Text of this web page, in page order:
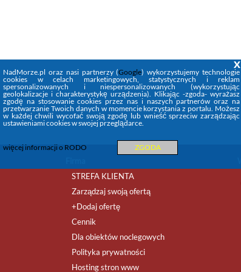
NadMorze.pl oraz nasi partnerzy (Google) wykorzystujemy technologie
cookies w celach marketingowych, statystycznych i reklam
spersonalizowanych i niespersonalizowanych (wykorzystując
geolokalizacje i charakterystykę urządzenia). Klikając -zgoda- wyrażasz
zgodę na stosowanie cookies przez nas i naszych partnerów oraz na
przetwarzanie Twoich danych w momencie korzystania z portalu. Możesz
w każdej chwili wycofać swoją zgodę lub wnieść sprzeciw zarządzając
ustawieniami cookies w swojej przeglądarce.
więcej informacji o RODO ZGODA
x
apartamenty,domki ,rezerwacja
STREFA KLIENTA
Zarządzaj swoją ofertą
+Dodaj ofertę
Cennik
Dla obiektów noclegowych
Polityka prywatności
Hosting stron www